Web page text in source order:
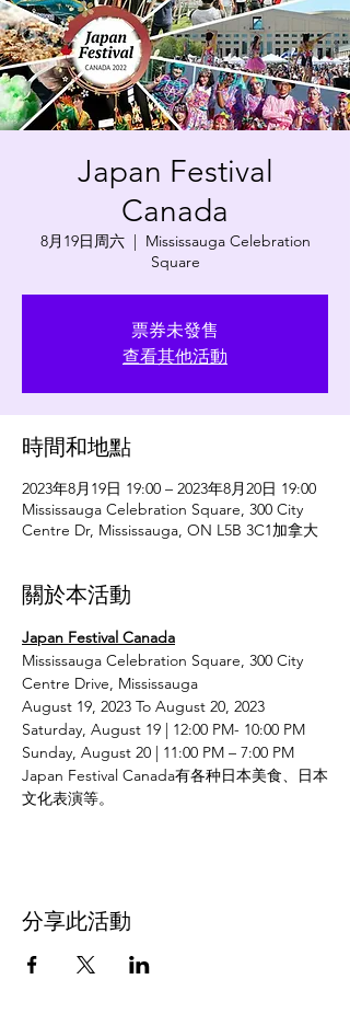
Japan Festival
Canada
8月19日周六
  |
Mississauga Celebration
Square
票券未發售
查看其他活動
時間和地點
2023年8月19日 19:00 – 2023年8月20日 19:00
Mississauga Celebration Square, 300 City
Centre Dr, Mississauga, ON L5B 3C1加拿大
關於本活動
Japan Festival Canada
Mississauga Celebration Square, 300 City
Centre Drive, Mississauga
August 19, 2023 To August 20, 2023
Saturday, August 19 | 12:00 PM- 10:00 PM
Sunday, August 20 | 11:00 PM – 7:00 PM
Japan Festival Canada有各种日本美食、日本
文化表演等。
分享此活動